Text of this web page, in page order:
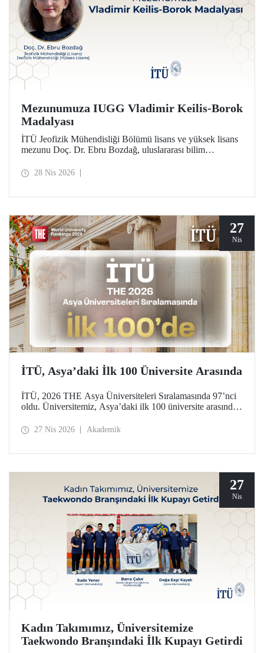
Mezunumuza IUGG Vladimir Keilis-Borok
Madalyası
İTÜ Jeofizik Mühendisliği Bölümü lisans ve yüksek lisans
mezunu Doç. Dr. Ebru Bozdağ, uluslararası bilim
Vladimir Keilis-Borok Madalyası’na (2026) layık görüldü.
28 Nis 2026
27
Nis
İTÜ, Asya’daki İlk 100 Üniversite Arasında
İTÜ, 2026 THE Asya Üniversiteleri Sıralamasında 97’nci
oldu. Üniversitemiz, Asya’daki ilk 100 üniversite arasında
göstergesinde (araştırma kalitesi, araştırma çevresi,
27 Nis 2026 Akademik
27
Nis
Kadın Takımımız, Üniversitemize
Taekwondo Branşındaki İlk Kupayı Getirdi